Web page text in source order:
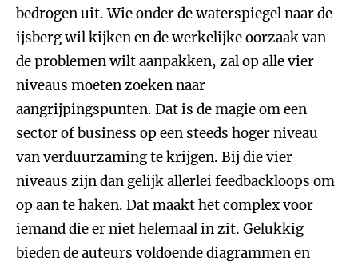
bedrogen uit. Wie onder de waterspiegel naar de
ijsberg wil kijken en de werkelijke oorzaak van
de problemen wilt aanpakken, zal op alle vier
niveaus moeten zoeken naar
aangrijpingspunten. Dat is de magie om een
sector of business op een steeds hoger niveau
van verduurzaming te krijgen. Bij die vier
niveaus zijn dan gelijk allerlei feedbackloops om
op aan te haken. Dat maakt het complex voor
iemand die er niet helemaal in zit. Gelukkig
bieden de auteurs voldoende diagrammen en